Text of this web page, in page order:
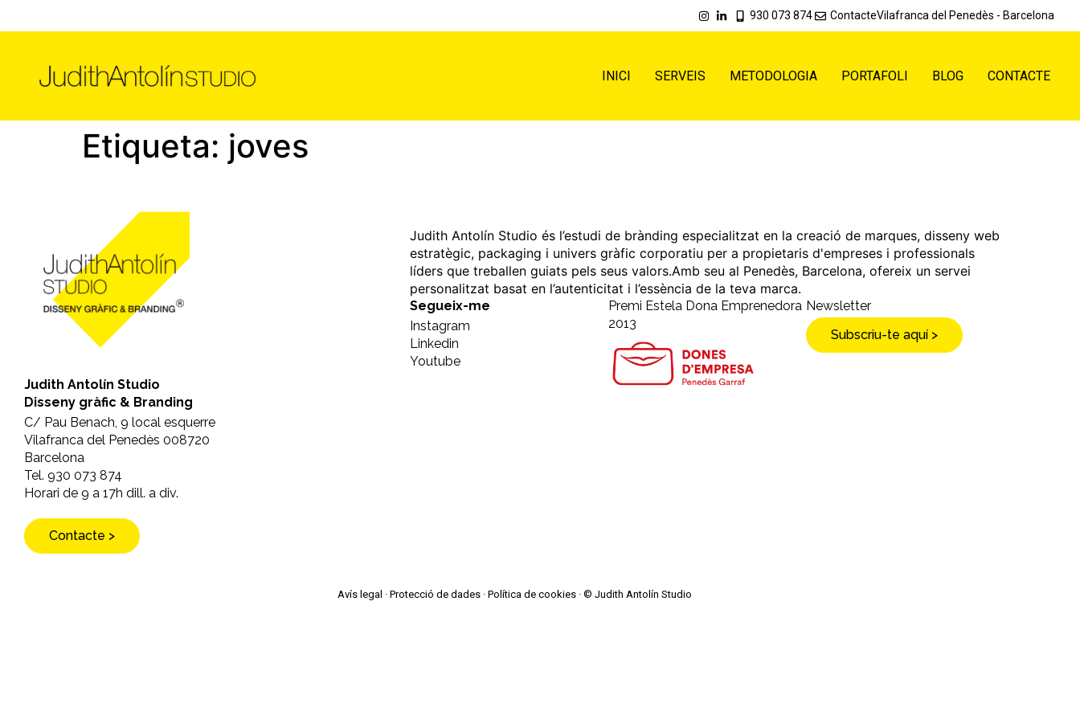
930 073 874 ContacteVilafranca del Penedès - Barcelona
INICI SERVEIS METODOLOGIA PORTAFOLI BLOG CONTACTE
Etiqueta: joves
Judith Antolín Studio
Disseny gràfic & Branding
C/ Pau Benach, 9 local esquerre
Vilafranca del Penedès 008720
Barcelona
Tel. 930 073 874
Horari de 9 a 17h dill. a div.
Contacte >
Judith Antolín Studio és l’estudi de brànding especialitzat en la creació de marques, disseny web
estratègic, packaging i univers gràfic corporatiu per a propietaris d'empreses i professionals
líders que treballen guiats pels seus valors.Amb seu al Penedès, Barcelona, ofereix un servei
personalitzat basat en l’autenticitat i l’essència de la teva marca.
Segueix-me
Instagram
Linkedin
Youtube
Premi Estela Dona Emprenedora
2013
Newsletter
Subscriu-te aquí >
Avís legal · Protecció de dades· Política de cookies· © Judith Antolín Studio